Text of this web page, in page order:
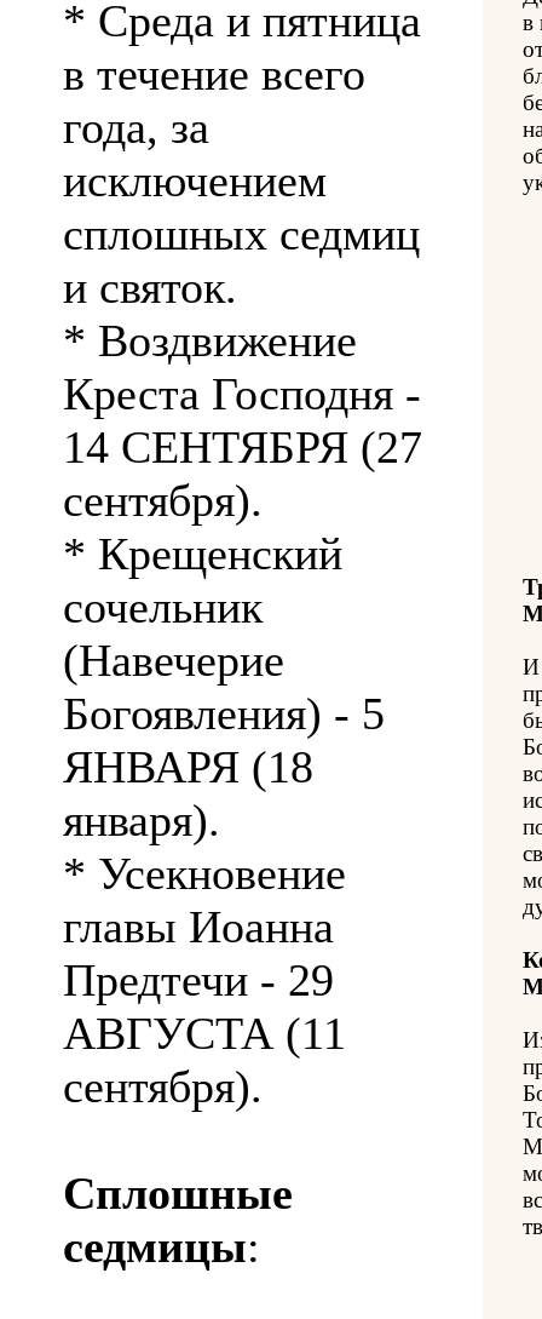
* Среда и пятница
в течение всего
года, за
исключением
сплошных седмиц
и святок.
* Воздвижение
Креста Господня -
14 СЕНТЯБРЯ (27
сентября).
* Крещенский
сочельник
(Навечерие
Богоявления) - 5
ЯНВАРЯ (18
января).
* Усекновение
главы Иоанна
Предтечи - 29
АВГУСТА (11
сентября).
Сплошные
седмицы:
в
И